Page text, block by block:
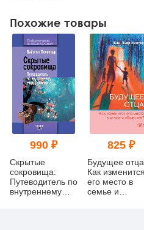
Похожие товары
990 ₽
Скрытые
сокровища:
Путеводитель по
внутреннему
825 ₽
Будущее
Как изменится
его место в
семье и